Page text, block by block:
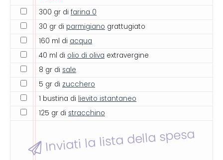
300 gr di farina 0
30 gr di parmigiano grattugiato
160 ml di acqua
40 ml di olio di oliva extravergine
8 gr di sale
5 gr di zucchero
1 bustina di lievito istantaneo
125 gr di stracchino
Inviati la lista della spesa